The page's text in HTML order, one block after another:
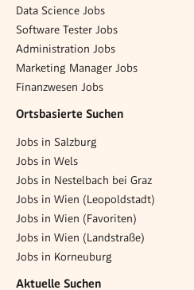
Data Science Jobs
Software Tester Jobs
Administration Jobs
Marketing Manager Jobs
Finanzwesen Jobs
Ortsbasierte Suchen
Jobs in Salzburg
Jobs in Wels
Jobs in Nestelbach bei Graz
Jobs in Wien (Leopoldstadt)
Jobs in Wien (Favoriten)
Jobs in Wien (Landstraße)
Jobs in Korneuburg
Aktuelle Suchen